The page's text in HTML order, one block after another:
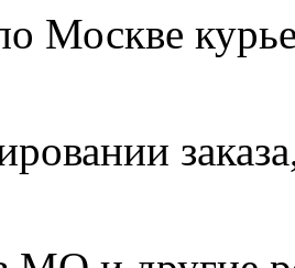
Москве